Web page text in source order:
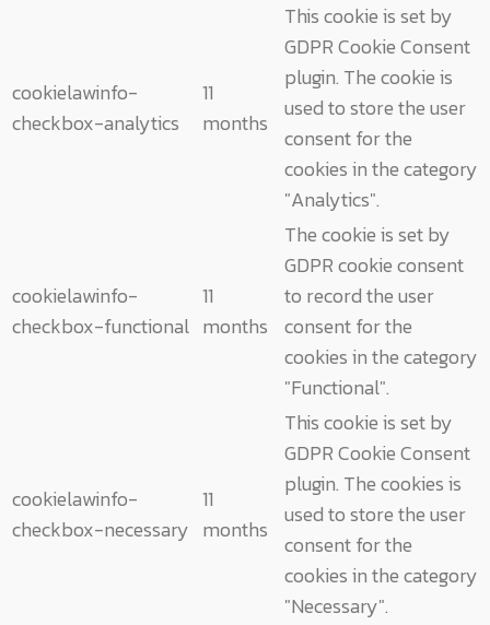
cookielawinfo-
checkbox-analytics
11
months
This cookie is set by
GDPR Cookie Consent
plugin. The cookie is
used to store the user
consent for the
cookies in the category
"Analytics".
cookielawinfo-
checkbox-functional
11
months
The cookie is set by
GDPR cookie consent
to record the user
consent for the
cookies in the category
"Functional".
cookielawinfo-
checkbox-necessary
11
months
This cookie is set by
GDPR Cookie Consent
plugin. The cookies is
used to store the user
consent for the
cookies in the category
"Necessary".